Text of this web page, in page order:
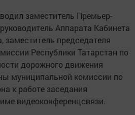
заместитель Премьер-
Аппарата Кабинета
заместитель председателя
Республики Татарстан по
дорожного движения
муниципальной комиссии по
к работе заседания
видеоконференцсвязи.